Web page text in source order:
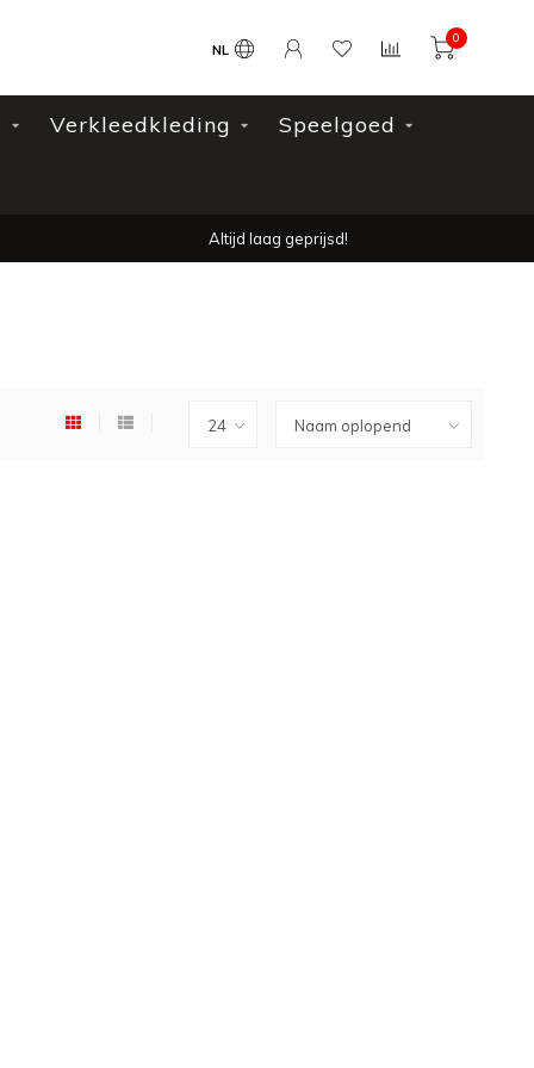
NL
0
Verkleedkleding Speelgoed
Altijd laag geprijsd!